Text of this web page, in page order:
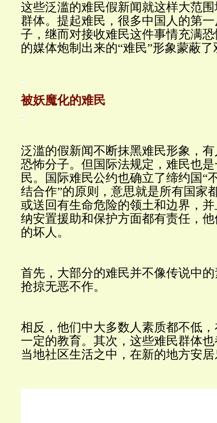
这些泛滥的难民假新闻就这样大范
群体。提起难民，很多中国人的第
子，继而对接收难民这件事情充满
的媒体炮制出来的“难民”形象蒙蔽了
被妖魔化的难民
泛滥的假新闻不断抹黑难民形象，
恐怖分子。但国际法规定，难民也
民。国际难民公约也确立了缔约国“
结合作”的原则，意思就是所有国家
或送回有生命危险的领土和边界，
纳安置援助和保护方面都有责任，
的坏人。
首先，大部分的难民并不像传说中
抢掠无恶不作。
相反，他们中大多数人素质都不低
一定的教育。其次，这些难民群体
当地社区生活之中，在新的地方安